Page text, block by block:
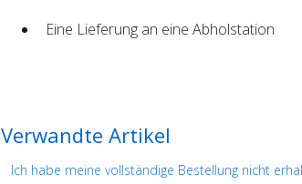
Eine Lieferung an eine Abholstation
Verwandte Artikel
Ich habe meine vollständige Bestellung nicht